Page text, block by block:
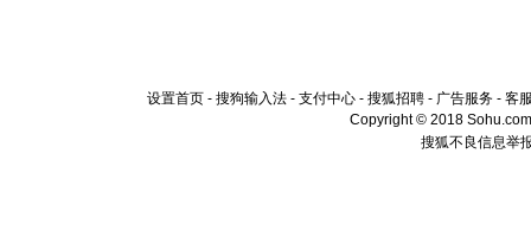
设置首页 - 搜狗输入法 - 支付中心 - 搜狐招聘 - 广告服务 - 客
Copyright © 2018
搜狐不良信息举